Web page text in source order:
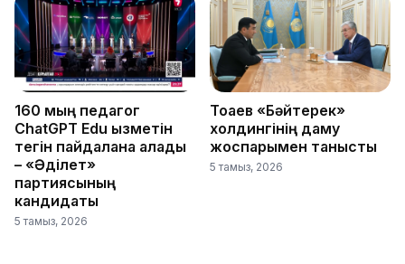
160 мың педагог
ChatGPT Edu қызметін
тегін пайдалана алады
– «Әділет»
партиясының
кандидаты
5 тамыз, 2026
Тоқаев «Бәйтерек»
холдингінің даму
жоспарымен танысты
5 тамыз, 2026